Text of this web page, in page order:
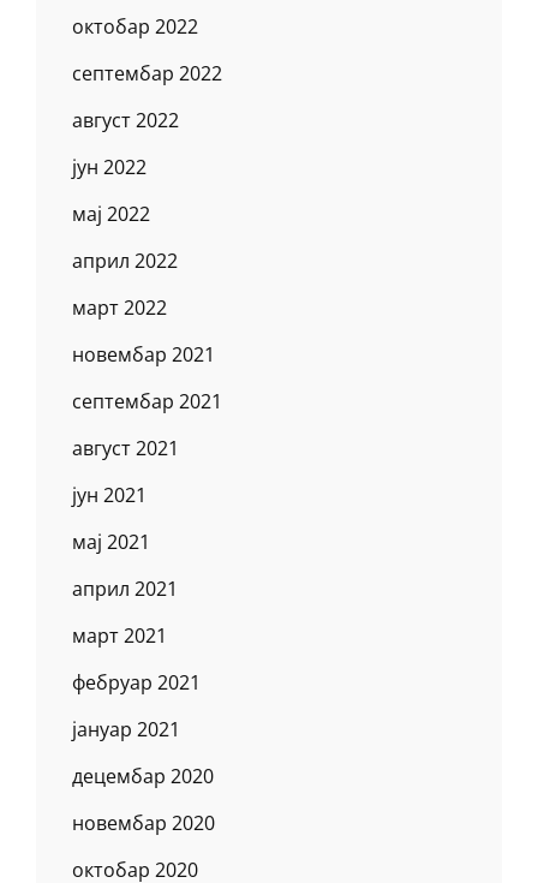
октобар 2022
септембар 2022
август 2022
јун 2022
мај 2022
април 2022
март 2022
новембар 2021
септембар 2021
август 2021
јун 2021
мај 2021
април 2021
март 2021
фебруар 2021
јануар 2021
децембар 2020
новембар 2020
октобар 2020